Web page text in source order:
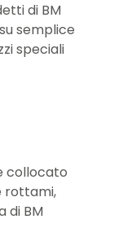
di BM
semplice
speciali
collocato
rottami,
di BM